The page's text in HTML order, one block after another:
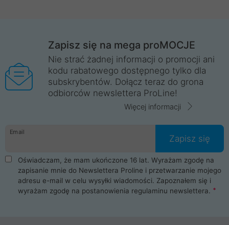
Zapisz się na mega proMOCJE
Nie strać żadnej informacji o promocji ani
kodu rabatowego dostępnego tylko dla
subskrybentów. Dołącz teraz do grona
odbiorców newslettera ProLine!
Więcej informacji
Email
Zapisz się
Oświadczam, że mam ukończone 16 lat. Wyrażam zgodę na
zapisanie mnie do Newslettera Proline i przetwarzanie mojego
adresu e-mail w celu wysyłki wiadomości. Zapoznałem się i
wyrażam zgodę na postanowienia regulaminu newslettera.